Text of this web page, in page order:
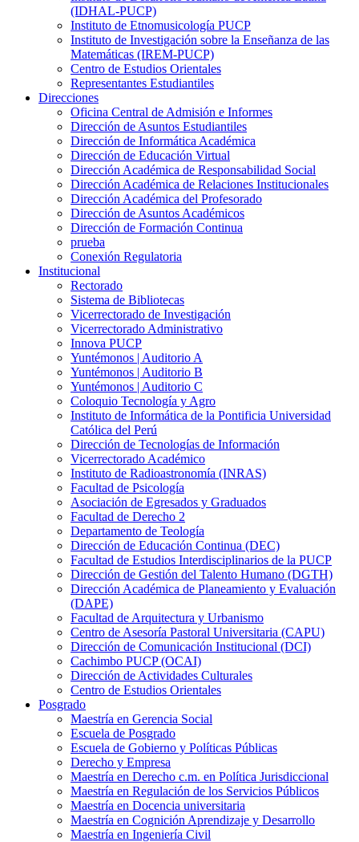
(IDHAL-PUCP)
Instituto de Etnomusicología PUCP
Instituto de Investigación sobre la Enseñanza de las
Matemáticas (IREM-PUCP)
Centro de Estudios Orientales
Representantes Estudiantiles
Direcciones
Oficina Central de Admisión e Informes
Dirección de Asuntos Estudiantiles
Dirección de Informática Académica
Dirección de Educación Virtual
Dirección Académica de Responsabilidad Social
Dirección Académica de Relaciones Institucionales
Dirección Académica del Profesorado
Dirección de Asuntos Académicos
Dirección de Formación Continua
prueba
Conexión Regulatoria
Institucional
Rectorado
Sistema de Bibliotecas
Vicerrectorado de Investigación
Vicerrectorado Administrativo
Innova PUCP
Yuntémonos | Auditorio A
Yuntémonos | Auditorio B
Yuntémonos | Auditorio C
Coloquio Tecnología y Agro
Instituto de Informática de la Pontificia Universidad
Católica del Perú
Dirección de Tecnologías de Información
Vicerrectorado Académico
Instituto de Radioastronomía (INRAS)
Facultad de Psicología
Asociación de Egresados y Graduados
Facultad de Derecho 2
Departamento de Teología
Dirección de Educación Continua (DEC)
Facultad de Estudios Interdisciplinarios de la PUCP
Dirección de Gestión del Talento Humano (DGTH)
Dirección Académica de Planeamiento y Evaluación
(DAPE)
Facultad de Arquitectura y Urbanismo
Centro de Asesoría Pastoral Universitaria (CAPU)
Dirección de Comunicación Institucional (DCI)
Cachimbo PUCP (OCAI)
Dirección de Actividades Culturales
Centro de Estudios Orientales
Posgrado
Maestría en Gerencia Social
Escuela de Posgrado
Escuela de Gobierno y Políticas Públicas
Derecho y Empresa
Maestría en Derecho c.m. en Política Jurisdiccional
Maestría en Regulación de los Servicios Públicos
Maestría en Docencia universitaria
Maestría en Cognición Aprendizaje y Desarrollo
Maestría en Ingeniería Civil